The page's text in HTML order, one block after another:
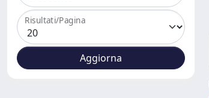
Risultati/Pagina